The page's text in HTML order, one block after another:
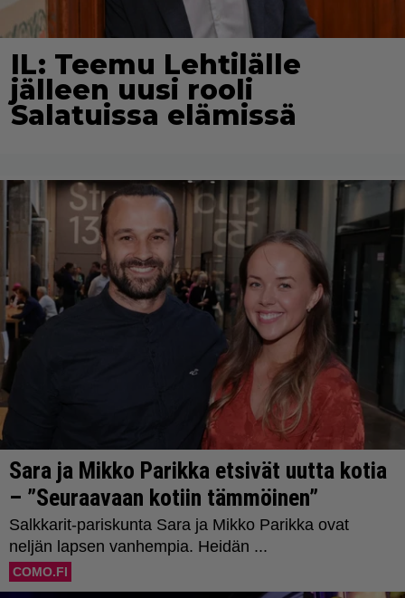
IL: Teemu Lehtilälle
jälleen uusi rooli
Salatuissa elämissä